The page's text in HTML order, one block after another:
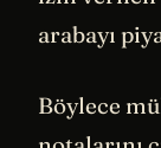
arabayı
Böylece